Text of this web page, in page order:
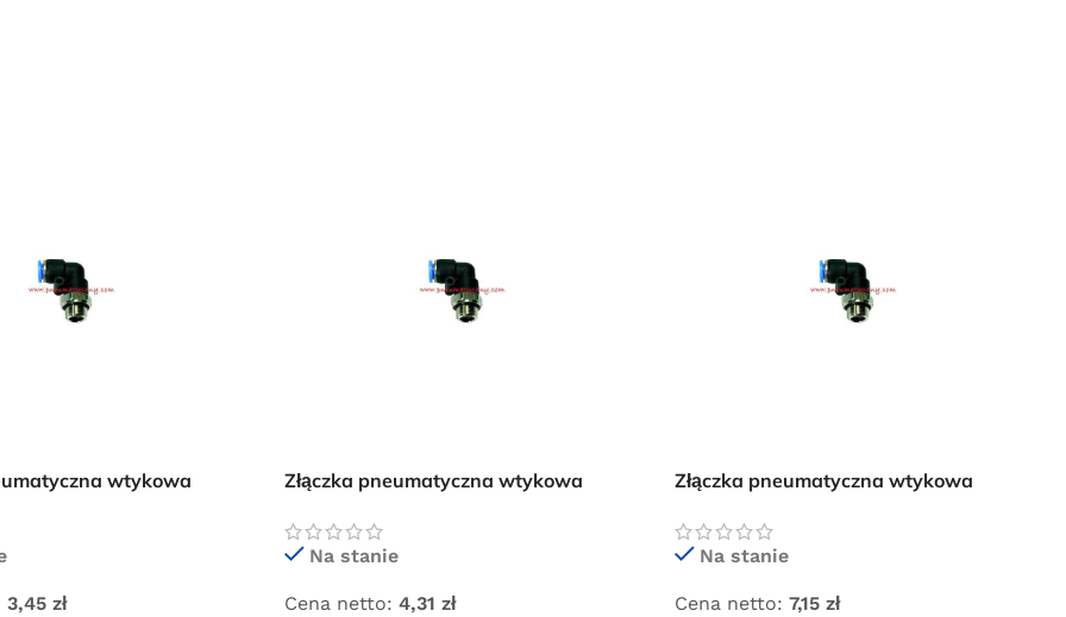
wtykowa
3,45zł
Złączka pneumatyczna wtykowa
Na stanie
Cena netto: 4,31 zł
Złączka pneumatyczna wtykowa
Na stanie
Cena netto: 7,15zł